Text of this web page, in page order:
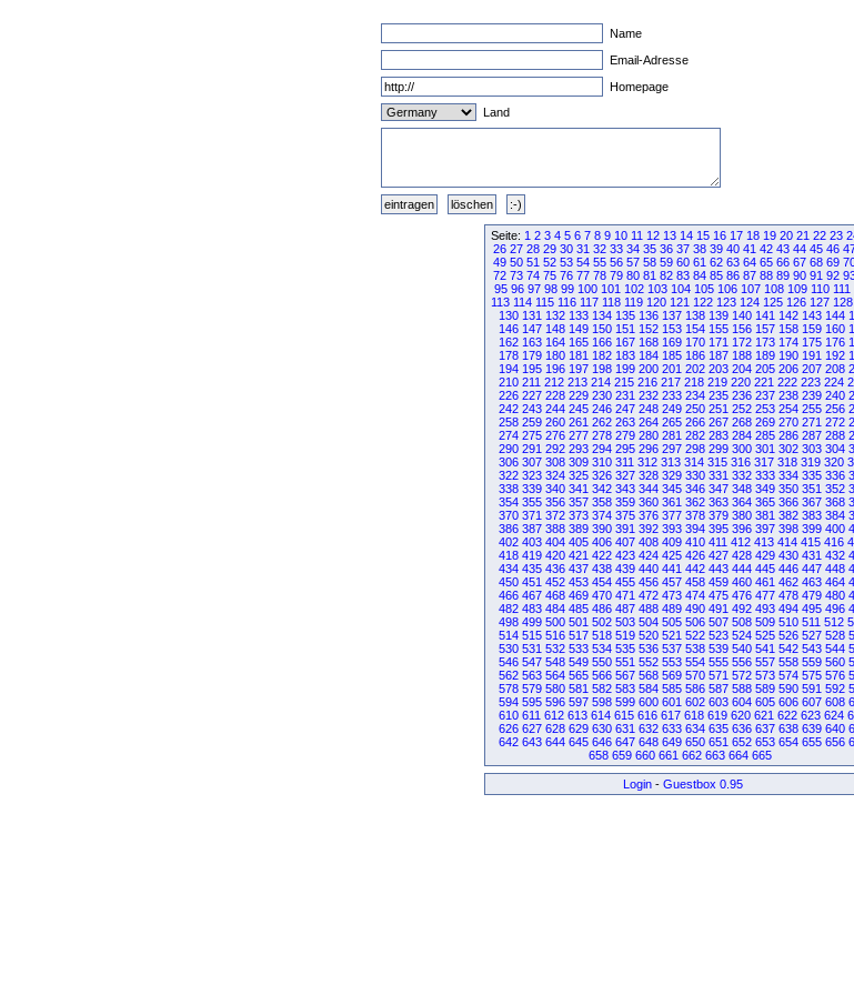
Name
Email-Adresse
Homepage
Land
Seite: 1 2 3 4 5 6 7 8 9 10 11 12 13 14 15 16 17 18 19 20 21 22 23
26 27 28 29 30 31 32 33 34 35 36 37 38 39 40 41 42 43 44 45 46
49 50 51 52 53 54 55 56 57 58 59 60 61 62 63 64 65 66 67 68 69
72 73 74 75 76 77 78 79 80 81 82 83 84 85 86 87 88 89 90 91 92
95 96 97 98 99 100 101 102 103 104 105 106 107 108 109 110 111
113 114 115 116 117 118 119 120 121 122 123 124 125 126 127 128
130 131 132 133 134 135 136 137 138 139 140 141 142 143 144
146 147 148 149 150 151 152 153 154 155 156 157 158 159 160
162 163 164 165 166 167 168 169 170 171 172 173 174 175 176
178 179 180 181 182 183 184 185 186 187 188 189 190 191 192
194 195 196 197 198 199 200 201 202 203 204 205 206 207 208
210 211 212 213 214 215 216 217 218 219 220 221 222 223 224
226 227 228 229 230 231 232 233 234 235 236 237 238 239 240
242 243 244 245 246 247 248 249 250 251 252 253 254 255 256
258 259 260 261 262 263 264 265 266 267 268 269 270 271 272
274 275 276 277 278 279 280 281 282 283 284 285 286 287 288
290 291 292 293 294 295 296 297 298 299 300 301 302 303 304
306 307 308 309 310 311 312 313 314 315 316 317 318 319 320
322 323 324 325 326 327 328 329 330 331 332 333 334 335 336
338 339 340 341 342 343 344 345 346 347 348 349 350 351 352
354 355 356 357 358 359 360 361 362 363 364 365 366 367 368
370 371 372 373 374 375 376 377 378 379 380 381 382 383 384
386 387 388 389 390 391 392 393 394 395 396 397 398 399 400
402 403 404 405 406 407 408 409 410 411 412 413 414 415 416
418 419 420 421 422 423 424 425 426 427 428 429 430 431 432
434 435 436 437 438 439 440 441 442 443 444 445 446 447 448
450 451 452 453 454 455 456 457 458 459 460 461 462 463 464
466 467 468 469 470 471 472 473 474 475 476 477 478 479 480
482 483 484 485 486 487 488 489 490 491 492 493 494 495 496
498 499 500 501 502 503 504 505 506 507 508 509 510 511 512
514 515 516 517 518 519 520 521 522 523 524 525 526 527 528
530 531 532 533 534 535 536 537 538 539 540 541 542 543 544
546 547 548 549 550 551 552 553 554 555 556 557 558 559 560
562 563 564 565 566 567 568 569 570 571 572 573 574 575 576
578 579 580 581 582 583 584 585 586 587 588 589 590 591 592
594 595 596 597 598 599 600 601 602 603 604 605 606 607 608
610 611 612 613 614 615 616 617 618 619 620 621 622 623 624
626 627 628 629 630 631 632 633 634 635 636 637 638 639 640
642 643 644 645 646 647 648 649 650 651 652 653 654 655 656
658 659 660 661 662 663 664 665
Login - Guestbox 0.95